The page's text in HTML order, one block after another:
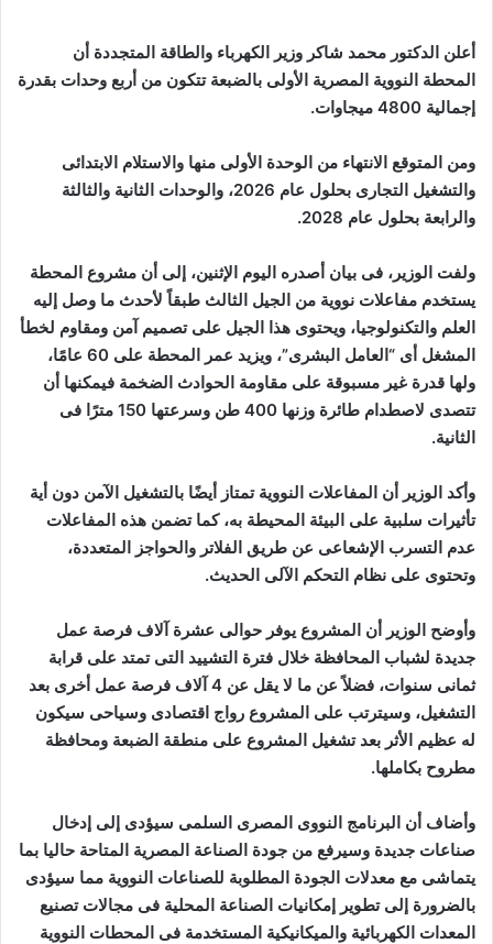
أعلن الدكتور محمد شاكر وزير الكهرباء والطاقة المتجددة أن
المحطة النووية المصرية الأولى بالضبعة تتكون من أربع وحدات بقدرة
إجمالية 4800 ميجاوات.
ومن المتوقع الانتهاء من الوحدة الأولى منها والاستلام الابتدائى
والتشغيل التجارى بحلول عام 2026، والوحدات الثانية والثالثة
والرابعة بحلول عام 2028.
ولفت الوزير، فى بيان أصدره اليوم الإثنين، إلى أن مشروع المحطة
يستخدم مفاعلات نووية من الجيل الثالث طبقاً لأحدث ما وصل إليه
العلم والتكنولوجيا، ويحتوى هذا الجيل على تصميم آمن ومقاوم لخطأ
المشغل أى “العامل البشرى”، ويزيد عمر المحطة على 60 عامًا،
ولها قدرة غير مسبوقة على مقاومة الحوادث الضخمة فيمكنها أن
تتصدى لاصطدام طائرة وزنها 400 طن وسرعتها 150 مترًا فى
الثانية.
وأكد الوزير أن المفاعلات النووية تمتاز أيضًا بالتشغيل الآمن دون أية
تأثيرات سلبية على البيئة المحيطة به، كما تضمن هذه المفاعلات
عدم التسرب الإشعاعى عن طريق الفلاتر والحواجز المتعددة،
وتحتوى على نظام التحكم الآلى الحديث.
وأوضح الوزير أن المشروع يوفر حوالى عشرة آلاف فرصة عمل
جديدة لشباب المحافظة خلال فترة التشييد التى تمتد على قرابة
ثمانى سنوات، فضلاً عن ما لا يقل عن 4 آلاف فرصة عمل أخرى بعد
التشغيل، وسيترتب على المشروع رواج اقتصادى وسياحى سيكون
له عظيم الأثر بعد تشغيل المشروع على منطقة الضبعة ومحافظة
مطروح بكاملها.
وأضاف أن البرنامج النووى المصرى السلمى سيؤدى إلى إدخال
صناعات جديدة وسيرفع من جودة الصناعة المصرية المتاحة حاليا بما
يتماشى مع معدلات الجودة المطلوبة للصناعات النووية مما سيؤدى
بالضرورة إلى تطوير إمكانيات الصناعة المحلية فى مجالات تصنيع
المعدات الكهربائية والميكانيكية المستخدمة فى المحطات النووية